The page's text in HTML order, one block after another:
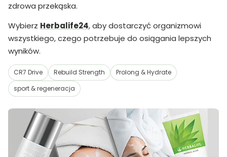
zdrowa przekąska.
Wybierz Herbalife24, aby dostarczyć organizmowi
wszystkiego, czego potrzebuje do osiągania lepszych
wyników.
CR7 Drive Rebuild Strength
Prolong & Hydrate
sport & regeneracja